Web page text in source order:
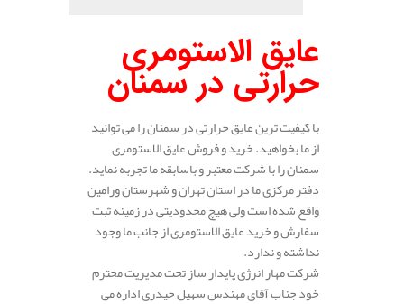
عایق الاستومری
حرارتی در سمنان
با کیفیت ترین عایق حرارتی در سمنان را می توانید
از ما بخواهید. خرید و فروش عایق الاستومری
سمنان را با شرکت معتبر و باسابقه ما تجربه نماید.
دفتر مرکزی ما در استان تهران و شهرستان ورامین
واقع شده است ولی هیچ محدودیتی در زمینه ثبت
سفارش و خرید عایق الاستومری از جانب ما وجود
نداشته و ندارد.
شرکت مهار انرژی پایدار ساز تحت مدیریت محترم
خود جناب آقای مهندس سهیل حیدری اداره می